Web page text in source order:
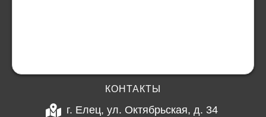
КОНТАКТЫ
г. Елец, ул. Октябрьская, д. 34